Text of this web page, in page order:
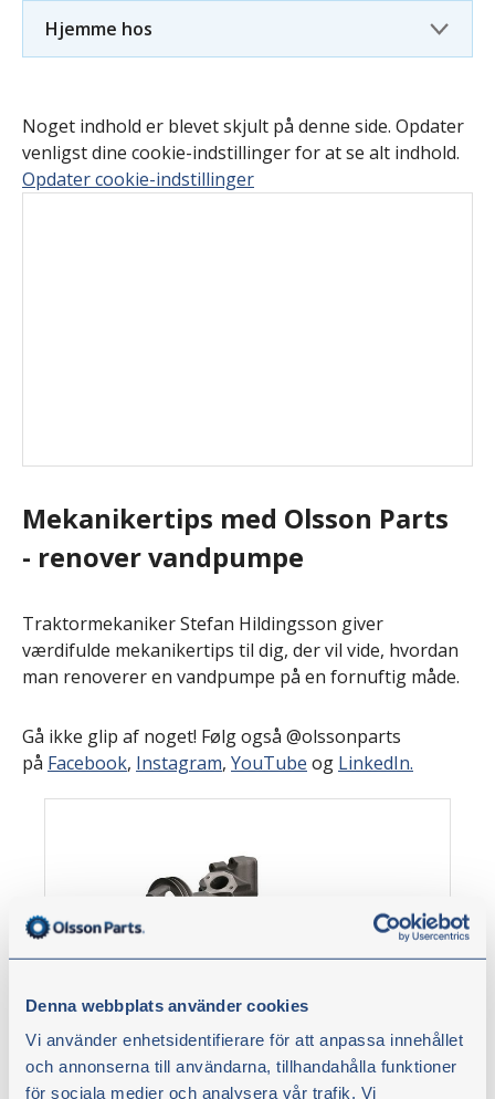
Denna webbplats använder cookies
Vi använder enhetsidentifierare för att anpassa innehållet
och annonserna till användarna, tillhandahålla funktioner
för sociala medier och analysera vår trafik. Vi
Hjemme hos
Noget indhold er blevet skjult på denne side. Opdater
venligst dine cookie-indstillinger for at se alt indhold.
Opdater cookie-indstillinger
Mekanikertips med Olsson Parts
- renover vandpumpe
Traktormekaniker Stefan Hildingsson giver
værdifulde mekanikertips til dig, der vil vide, hvordan
man renoverer en vandpumpe på en fornuftig måde.
Gå ikke glip af noget! Følg også @olssonparts
på Facebook, Instagram, YouTube og LinkedIn.
Vandpumpe
Artikelnr.:43584